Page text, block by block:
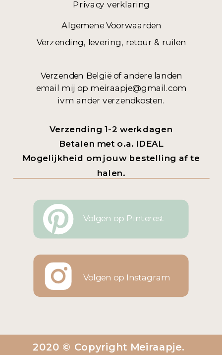
Privacy verklaring
Algemene Voorwaarden
Volgen op Instagram
Verzending, levering, retour & ruilen
Volgen op Pinterest
Verzending 1-2 werkdagen
Betalen met o.a. IDEAL
Mogelijkheid om jouw bestelling af te
halen.
Verzenden België of andere landen
email mij op meiraapje@gmail.com
ivm ander verzendkosten.
2020 © Copyright Meiraapje.